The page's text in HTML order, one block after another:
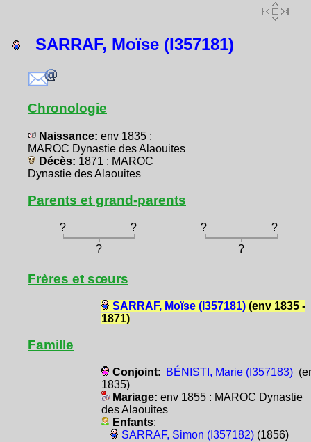
SARRAF, Moïse (I357181)
Chronologie
Naissance: env 1835 :
MAROC Dynastie des Alaouites
Décès: 1871 : MAROC
Dynastie des Alaouites
Parents et grand-parents
? ? ?
?
?
?
Frères et sœurs
SARRAF, Moïse (I357181)(env 1835 -
1871)
Famille
Conjoint: BÉNISTI, Marie (I357183)
1835)
Mariage: env 1855 : MAROC Dynastie
des Alaouites
Enfants:
SARRAF, Simon (I357182)(1856)